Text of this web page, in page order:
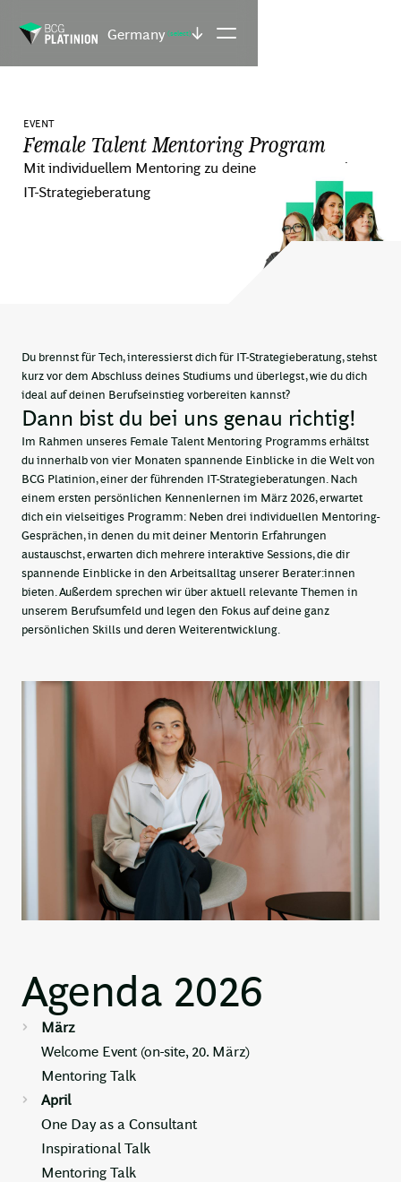
Germany (select)
EVENT
Female Talent Mentoring Program
Mit individuellem Mentoring zu deinem Einstieg in die
IT-Strategieberatung
Du brennst für Tech, interessierst dich für IT-Strategieberatung, stehst
kurz vor dem Abschluss deines Studiums und überlegst, wie du dich
ideal auf deinen Berufseinstieg vorbereiten kannst?
Dann bist du bei uns genau richtig!
Im Rahmen unseres Female Talent Mentoring Programms erhältst
du innerhalb von vier Monaten spannende Einblicke in die Welt von
BCG Platinion, einer der führenden IT-Strategieberatungen. Nach
einem ersten persönlichen Kennenlernen im März 2026, erwartet
dich ein vielseitiges Programm: Neben drei individuellen Mentoring-
Gesprächen, in denen du mit deiner Mentorin Erfahrungen
austauschst, erwarten dich mehrere interaktive Sessions, die dir
spannende Einblicke in den Arbeitsalltag unserer Berater:innen
bieten. Außerdem sprechen wir über aktuell relevante Themen in
unserem Berufsumfeld und legen den Fokus auf deine ganz
persönlichen Skills und deren Weiterentwicklung.
Agenda 2026
März
Welcome Event (on-site, 20. März)
Mentoring Talk
April
One Day as a Consultant
Inspirational Talk
Mentoring Talk